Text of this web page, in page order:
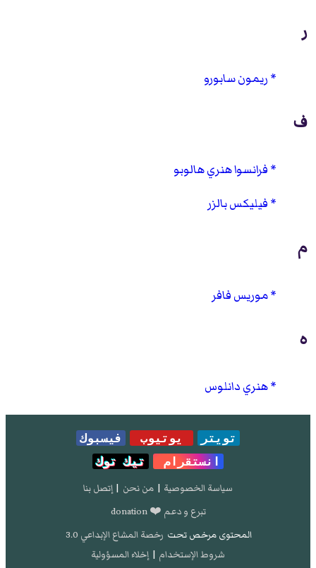
ر
ريمون سابورو
ف
فرانسوا هنري هالوبو
فيليكس بالزر
م
موريس فافر
ه
هنري دانلوس
تويتر يوتيوب
فيسبوك
انستقرام
تيك توك
سياسة الخصوصية | من نحن | إتصل بنا
تبرع و دعم ❤️ donation
المحتوى مرخص تحت رخصة المشاع الإبداعي 3.0
شروط الإستخدام | إخلاء المسؤولية